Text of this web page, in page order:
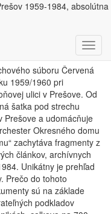
1959-1984, absolútna
súboru Červená
1959/1960 pri
ulici v Prešove. Od
šatka pod strechu
Prešove a udomácňuje
Okresného domu
zachytáva fragmenty z
článkov, archívnych
Unikátny je prehľad
Prečo do tohoto
sú na základe
podkladov